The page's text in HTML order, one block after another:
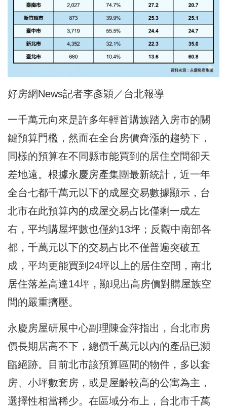
好房網News記者李彥穎／台北報導
一千萬元向來是許多年輕首購族踏入房市的關
鍵預算門檻，然而在全台房價齊漲的趨勢下，
同樣的預算在不同縣市能買到的居住空間卻天
差地遠。根據永慶房產集團最新統計，近一年
全台七都千萬元以下的成屋交易數據顯示，台
北市在此預算內的成屋交易占比僅剩一成左
右，平均購屋坪數也僅約13坪；反觀中南部各
都，千萬元以下的交易占比不僅普遍突破五
成，平均更能買到24坪以上的居住空間，南北
居住落差高達14坪，顯現出高房價對購屋族空
間的嚴重擠壓。
永慶房屋研展中心副理陳金萍指出，台北市房
價長期居高不下，總價千萬元以內的產品已瀕
臨絕跡。目前北市該預算區間的物件，多以套
房、小坪數套房，或是屋齡較高的公寓為主，
選擇性相當稀少。在區域分布上，台北市千萬